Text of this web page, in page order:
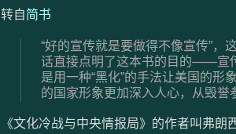
转自简书
“好的宣传就是要做得不像宣传”，
话直接点明了这本书的目的——宣
是用一种“黑化”的手法让美国的形
的国家形象更加深入人心，从毁誉
《文化冷战与中央情报局》的作者叫弗